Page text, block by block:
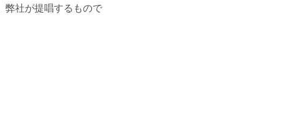
弊社が提唱するもので